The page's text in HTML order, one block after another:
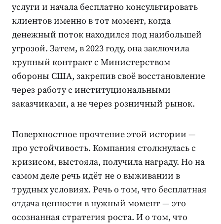
услуги и начала бесплатно консультировать
клиентов именно в тот момент, когда
денежный поток находился под наибольшей
угрозой. Затем, в 2023 году, она заключила
крупный контракт с Министерством
обороны США, закрепив своё восстановление
через работу с институциональными
заказчиками, а не через розничный рынок.
Поверхностное прочтение этой истории —
про устойчивость. Компания столкнулась с
кризисом, выстояла, получила награду. Но на
самом деле речь идёт не о выживании в
трудных условиях. Речь о том, что бесплатная
отдача ценности в нужный момент — это
осознанная стратегия роста. И о том, что